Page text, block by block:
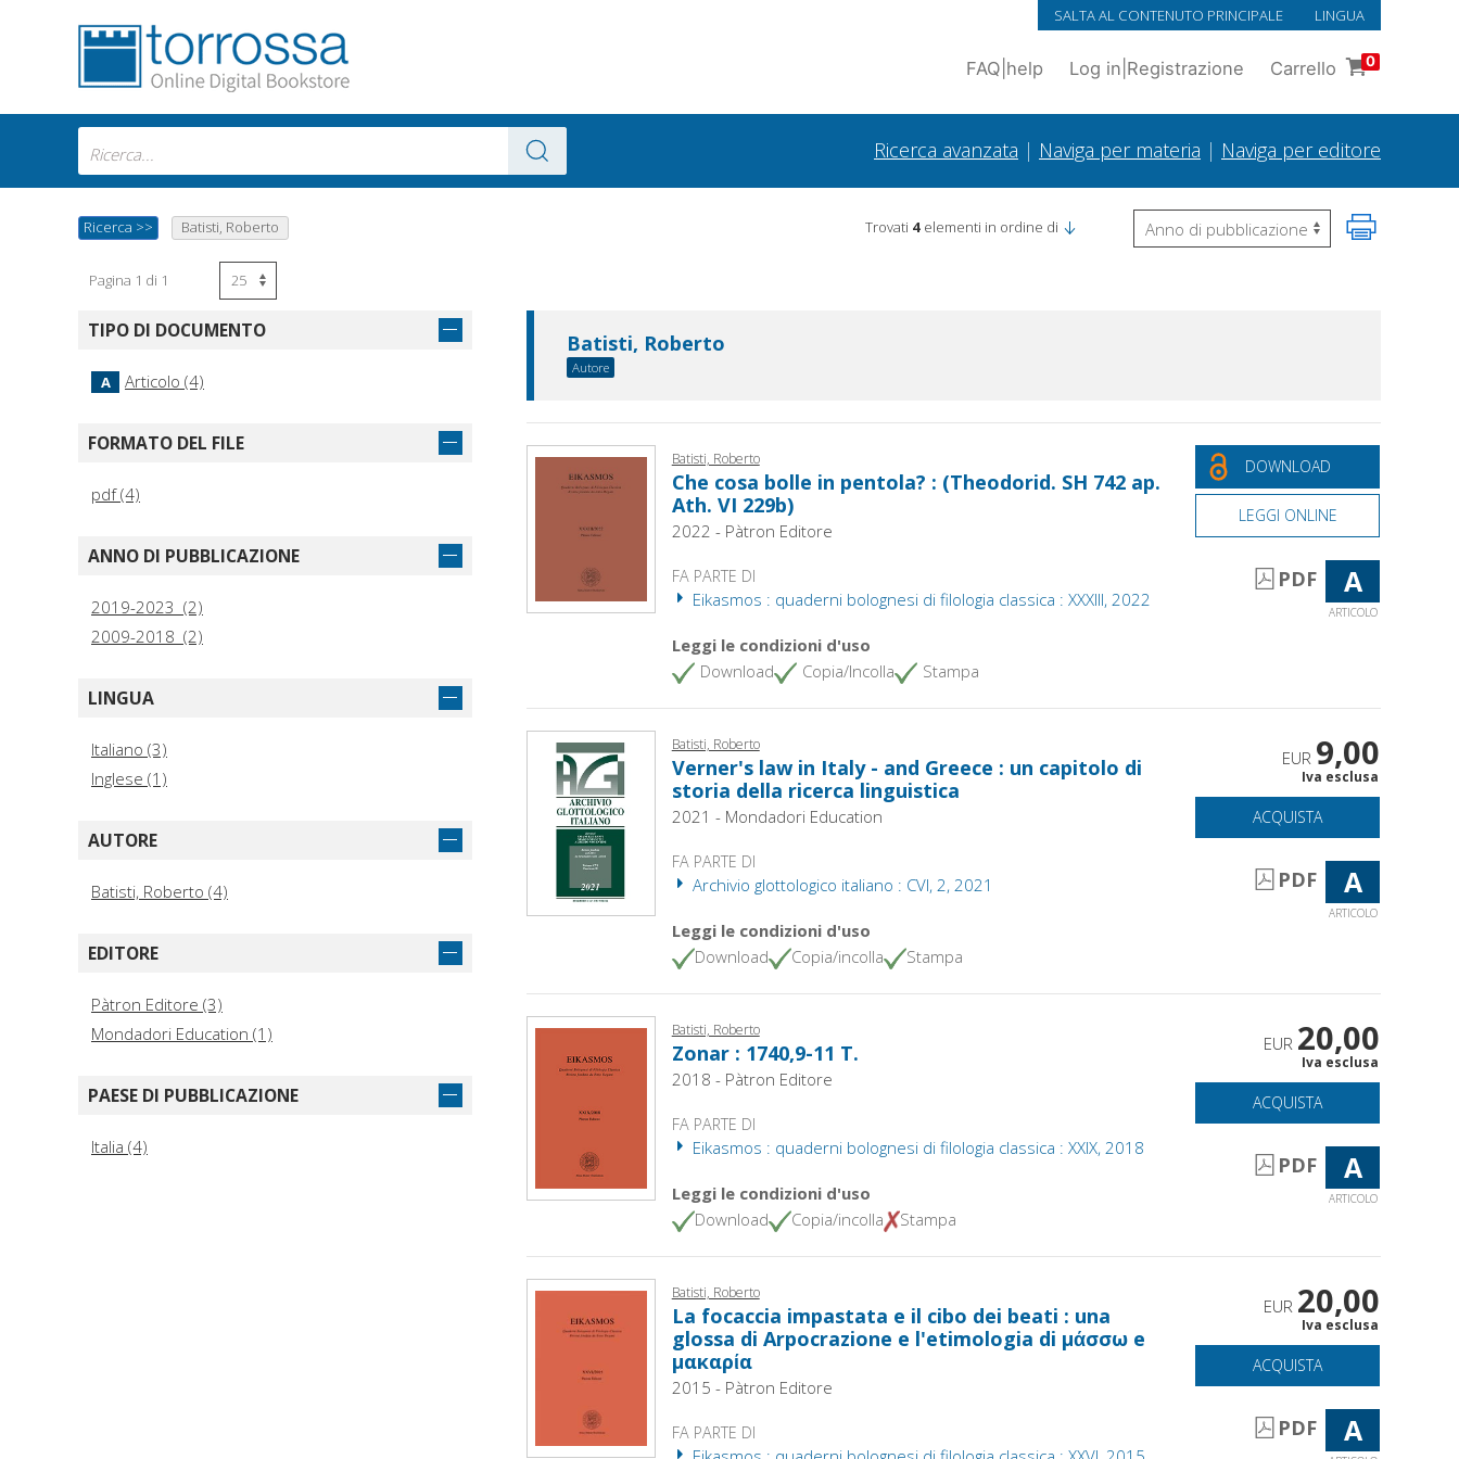
SALTA AL CONTENUTO PRINCIPALE LINGUA
FAQ help Log in Registrazione Carrello 0
Ricerca avanzata | Naviga per materia | Naviga per editore
Ricerca >> Batisti, Roberto Trovati 4 elementi in ordine di
Pagina 1 di 1
TIPO DI DOCUMENTO
A Articolo (4)
FORMATO DEL FILE
pdf (4)
ANNO DI PUBBLICAZIONE
2019-2023 (2)
2009-2018 (2)
LINGUA
Italiano (3)
Inglese (1)
AUTORE
Batisti, Roberto (4)
EDITORE
Pàtron Editore (3)
Mondadori Education (1)
PAESE DI PUBBLICAZIONE
Italia (4)
Batisti, Roberto
Autore
Batisti, Roberto
Che cosa bolle in pentola? : (Theodorid. SH 742 ap.
Ath. VI 229b)
2022 - Pàtron Editore
FA PARTE DI
Eikasmos : quaderni bolognesi di filologia classica : XXXIII, 2022
Leggi le condizioni d'uso
Download
Copia/Incolla Stampa
DOWNLOAD
LEGGI ONLINE
PDF A
ARTICOLO
Batisti, Roberto
Verner's law in Italy - and Greece : un capitolo di
storia della ricerca linguistica
2021 - Mondadori Education
FA PARTE DI
Archivio glottologico italiano : CVI, 2, 2021
Leggi le condizioni d'uso
Download
Copia/incolla Stampa
EUR 9,00
Iva esclusa
ACQUISTA
PDF A
ARTICOLO
Batisti, Roberto
Zonar : 1740,9-11 T.
2018 - Pàtron Editore
FA PARTE DI
Eikasmos : quaderni bolognesi di filologia classica : XXIX, 2018
Leggi le condizioni d'uso
Download
Copia/incolla Stampa
EUR 20,00
Iva esclusa
ACQUISTA
PDF A
ARTICOLO
Batisti, Roberto
La focaccia impastata e il cibo dei beati : una
glossa di Arpocrazione e l'etimologia di μάσσω e
μακαρία
2015 - Pàtron Editore
FA PARTE DI
EUR 20,00
Iva esclusa
ACQUISTA
PDF A